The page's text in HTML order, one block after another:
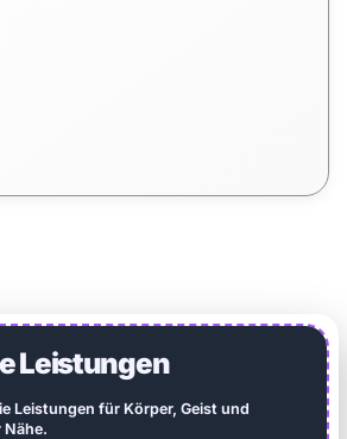
Leistungen
Leistungen für Körper, Geist und
Nähe.